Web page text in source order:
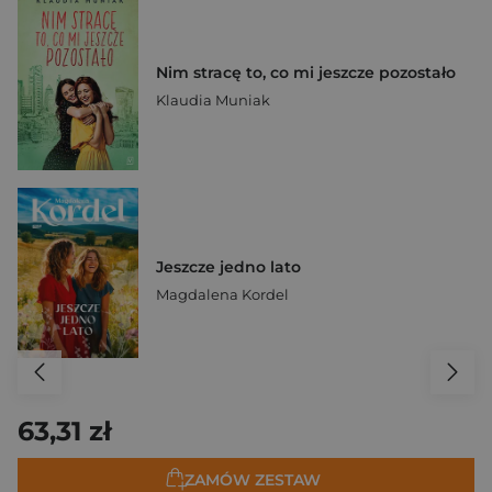
Nim stracę to, co mi jeszcze pozostało
Klaudia Muniak
Jeszcze jedno lato
Magdalena Kordel
63,31 zł
ZAMÓW ZESTAW